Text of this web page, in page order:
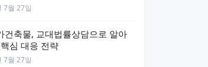
7월 27일
건축물, 교대법률상담으로 알아
심 대응 전략
7월 27일